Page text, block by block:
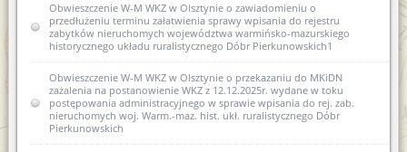
Zawiadomienie o zamiarze włączenia karty ewidencyjnej
zabytków archeologicznych lądowych do wojewódzkiej
ewidencji zabytków 7 AZP 19-60/75 Łęgno
Zawiadomienie o zamiarze włączenia karty ewidencyjnej
zabytków archeologicznych lądowych do wojewódzkiej
ewidencji zabytków 28 AZP 19-60/70 Smolajny
Zawiadomienie o włączeniu karty ewidencyjnej zabytku
archeologicznego lądowego do wojewódzkiej ewidencji
zabytków 3 AZP 13-61/10 Piasty Wielkie
Obwieszczenie W-M WKZ w Olsztynie o zawiadomieniu o
przedłużeniu terminu załatwienia sprawy wpisania do rejestru
zabytków nieruchomych województwa warmińsko-mazurskiego
historycznego układu ruralistycznego Dóbr Pierkunowskich1
Obwieszczenie W-M WKZ w Olsztynie o przekazaniu do MKiDN
zażalenia na postanowienie WKZ z 12.12.2025r. wydane w toku
postępowania administracyjnego w sprawie wpisania do rej. zab.
nieruchomych woj. Warm.-maz. hist. ukł. ruralistycznego Dóbr
Pierkunowskich